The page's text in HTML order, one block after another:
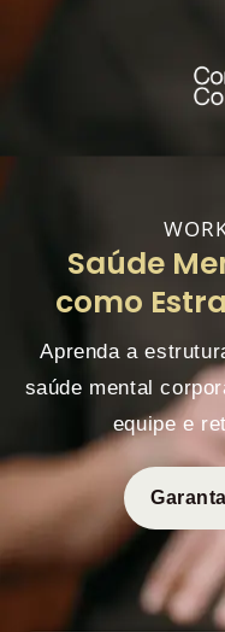
Saúde
como
Aprenda a
saúde mental
equipe e